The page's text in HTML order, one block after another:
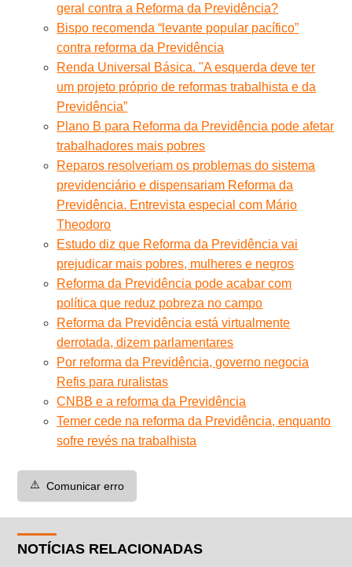
geral contra a Reforma da Previdência?
Bispo recomenda “levante popular pacífico”
contra reforma da Previdência
Renda Universal Básica. "A esquerda deve ter
um projeto próprio de reformas trabalhista e da
Previdência”
Plano B para Reforma da Previdência pode afetar
trabalhadores mais pobres
Reparos resolveriam os problemas do sistema
previdenciário e dispensariam Reforma da
Previdência. Entrevista especial com Mário
Theodoro
Estudo diz que Reforma da Previdência vai
prejudicar mais pobres, mulheres e negros
Reforma da Previdência pode acabar com
política que reduz pobreza no campo
Reforma da Previdência está virtualmente
derrotada, dizem parlamentares
Por reforma da Previdência, governo negocia
Refis para ruralistas
CNBB e a reforma da Previdência
Temer cede na reforma da Previdência, enquanto
sofre revés na trabalhista
⚠️ Comunicar erro
NOTÍCIAS RELACIONADAS